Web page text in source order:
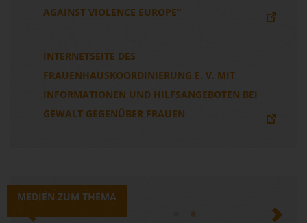
AGAINST VIOLENCE EUROPE“
INTERNETSEITE DES
FRAUENHAUSKOORDINIERUNG E. V. MIT
INFORMATIONEN UND HILFSANGEBOTEN BEI
GEWALT GEGENÜBER FRAUEN
MEDIEN ZUM THEMA
Previous Next